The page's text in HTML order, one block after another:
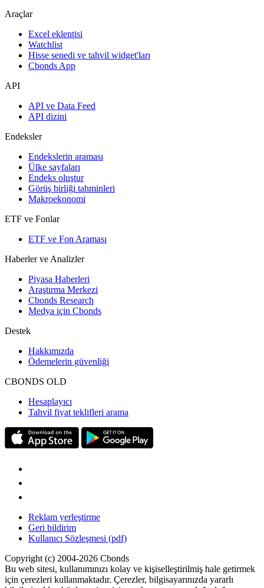
Araçlar
Excel eklentisi
Watchlist
Hisse senedi ve tahvil widget'ları
Cbonds App
API
API ve Data Feed
API dizini
Endeksler
Endekslerin araması
Ülke sayfaları
Endeks oluştur
Görüş birliği tahminleri
Makroekonomi
ETF ve Fonlar
ETF ve Fon Araması
Haberler ve Analizler
Piyasa Haberleri
Araştırma Merkezi
Cbonds Research
Medya için Cbonds
Destek
Hakkımızda
Ödemelerin güvenliği
CBONDS OLD
Hesaplayıcı
Tahvil fiyat teklifleri arama
Reklam yerleştirme
Geri bildirim
Kullanıcı Sözleşmesi (pdf)
Copyright (c) 2004-2026 Cbonds
Bu web sitesi, kullanımınızı kolay ve kişiselleştirilmiş hale getirmek
için çerezleri kullanmaktadır. Çerezler, bilgisayarınızda yararlı